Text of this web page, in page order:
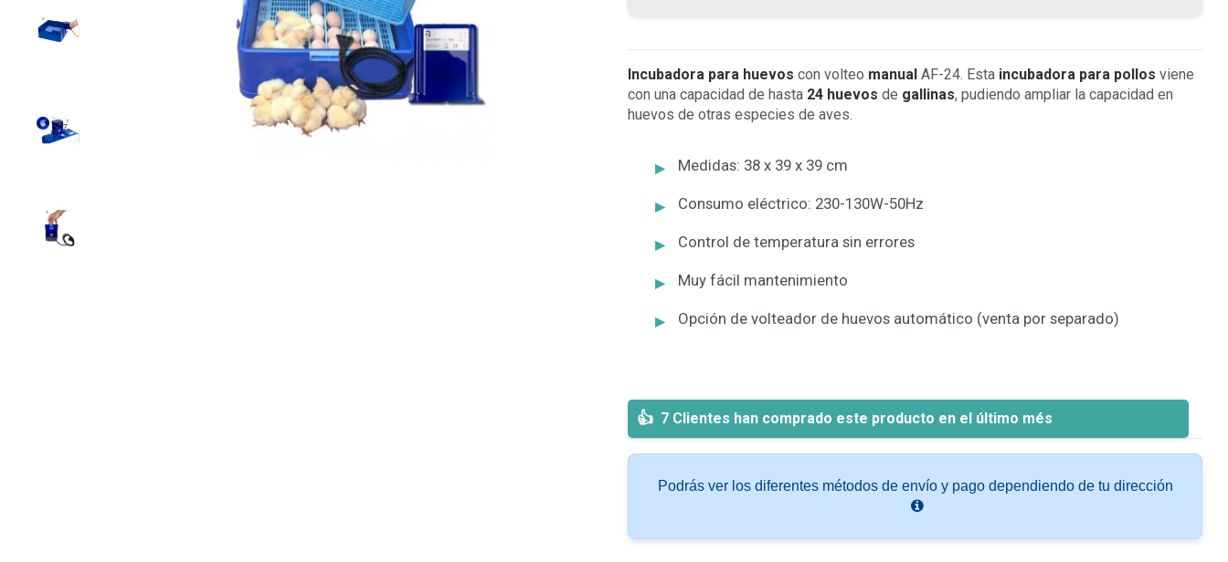
Incubadora para huevos con volteo manual AF-24. Esta incubadora para pollos viene
con una capacidad de hasta 24 huevos de gallinas, pudiendo ampliar la capacidad en
huevos de otras especies de aves.
Medidas: 38 x 39 x 39 cm
Consumo eléctrico: 230-130W-50Hz
Control de temperatura sin errores
Muy fácil mantenimiento
Opción de volteador de huevos automático (venta por separado)
7 Clientes han comprado este producto en el último més
Podrás ver los diferentes métodos de envío y pago dependiendo de tu dirección